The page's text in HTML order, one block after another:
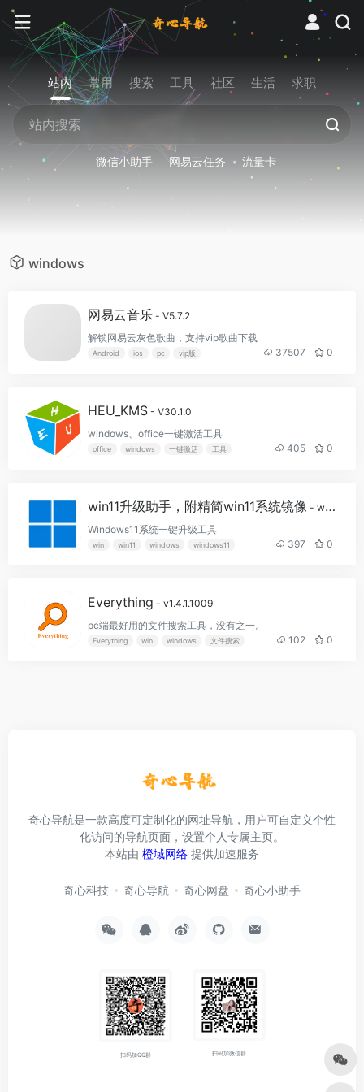
站内 常用 搜索 工具 社区 生活 求职
微信小助手 网易云任务 流量卡
windows
网易云音乐 - V5.7.2
解锁网易云灰色歌曲，支持vip歌曲下载
Android ios pc vip版 37507 0
HEU_KMS - V30.1.0
windows、office一键激活工具
office windows 一键激活 工具 405 0
win11升级助手，附精简win11系统镜像 - win11升级工具最新版
Windows11系统一键升级工具
win win11 windows windows11 397 0
Everything - v1.4.1.1009
pc端最好用的文件搜索工具，没有之一。
Everything win windows 文件搜索 102 0
奇心导航是一款高度可定制化的网址导航，用户可自定义个性
化访问的导航页面，设置个人专属主页。
本站由 橙域网络 提供加速服务
奇心科技 奇心导航 奇心网盘 奇心小助手
扫码加QQ群 扫码加微信群